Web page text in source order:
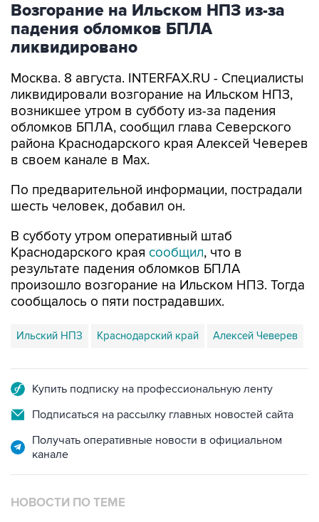
Возгорание на Ильском НПЗ из-за
падения обломков БПЛА
ликвидировано
Москва. 8 августа. INTERFAX.RU - Специалисты
ликвидировали возгорание на Ильском НПЗ,
возникшее утром в субботу из-за падения
обломков БПЛА, сообщил глава Северского
района Краснодарского края Алексей Чеверев
в своем канале в Max.
По предварительной информации, пострадали
шесть человек, добавил он.
В субботу утром оперативный штаб
Краснодарского края сообщил, что в
результате падения обломков БПЛА
произошло возгорание на Ильском НПЗ. Тогда
сообщалось о пяти пострадавших.
Ильский НПЗ Краснодарский край Алексей Чеверев
Купить подписку на профессиональную ленту
Подписаться на рассылку главных новостей сайта
Получать оперативные новости в официальном
канале
НОВОСТИ ПО ТЕМЕ